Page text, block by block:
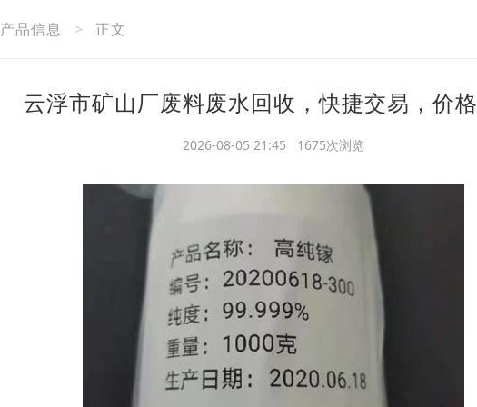
产品信息 > 正文
云浮市矿山厂废料废水回收，快捷交易，价
2026-08-05 21:45 1675次浏览